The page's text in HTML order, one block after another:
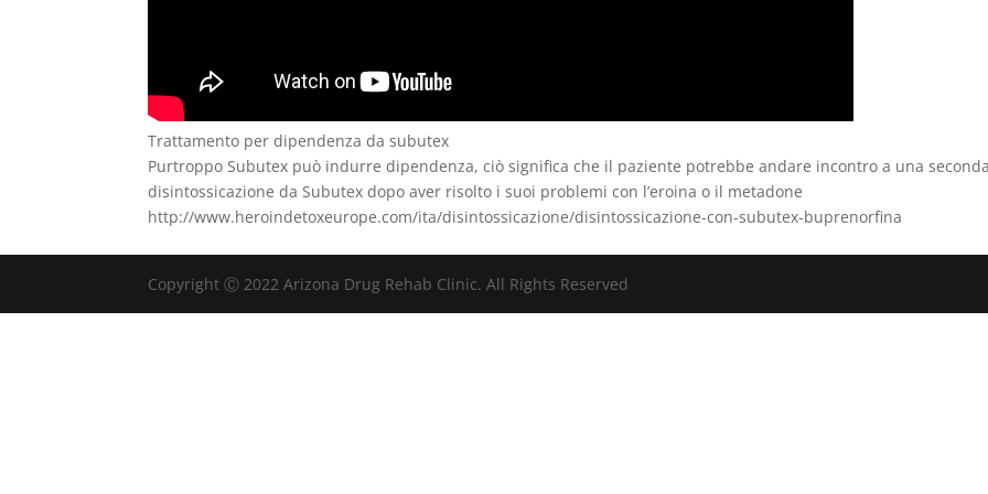
Trattamento per dipendenza da subutex
Purtroppo Subutex può indurre dipendenza, ciò significa che il paziente potrebbe andare incontro a una
disintossicazione da Subutex dopo aver risolto i suoi problemi con l’eroina o il metadone
http://www.heroindetoxeurope.com/ita/disintossicazione/disintossicazione-con-subutex-buprenorfina
Copyright Ⓒ 2022 Arizona Drug Rehab Clinic. All Rights Reserved